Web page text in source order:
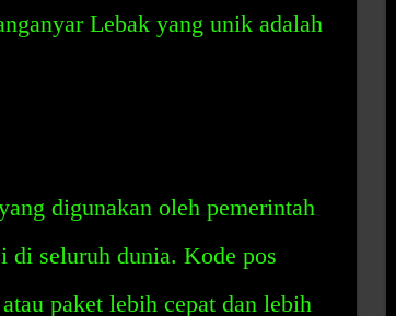
Lebak yang unik adalah
digunakan oleh pemerintah
di seluruh dunia. Kode pos
paket lebih cepat dan lebih